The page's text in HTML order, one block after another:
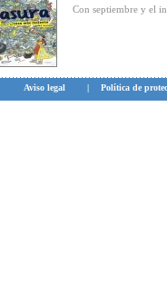
Con septiembre y el
Aviso legal | Política de